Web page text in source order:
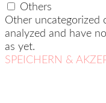
Others
Other uncategorized
analyzed and have
as yet.
SPEICHERN &